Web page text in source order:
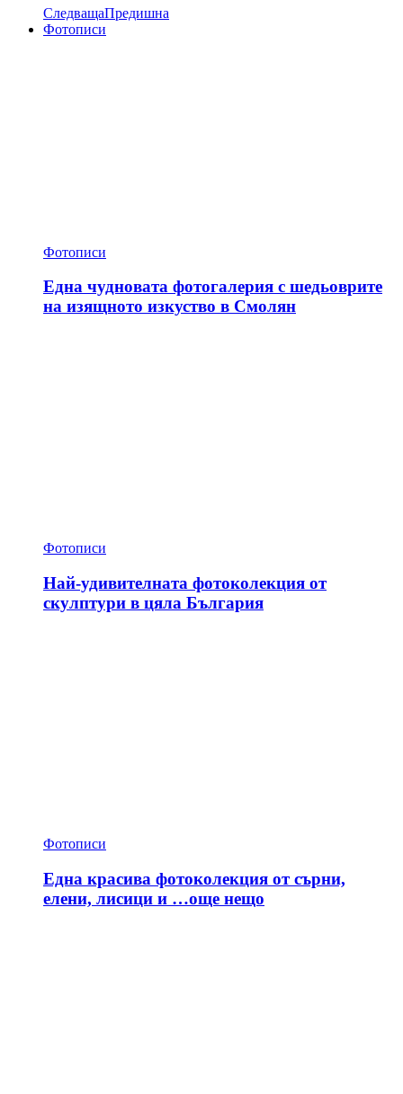
СледващаПредишна
Фотописи
Фотописи
Една чудновата фотогалерия с шедьоврите
на изящното изкуство в Смолян
Фотописи
Най-удивителната фотоколекция от
скулптури в цяла България
Фотописи
Една красива фотоколекция от сърни,
елени, лисици и …още нещо